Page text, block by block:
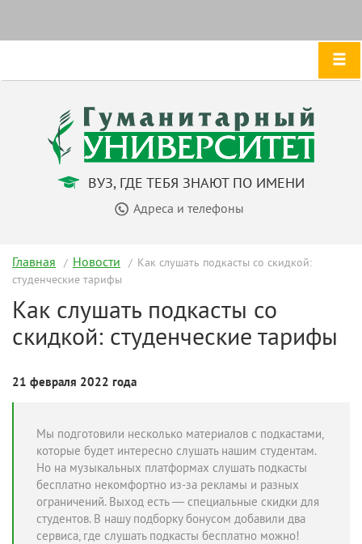
ВУЗ, ГДЕ ТЕБЯ ЗНАЮТ ПО ИМЕНИ
Адреса и телефоны
Главная Новости
Как слушать подкасты со скидкой:
студенческие тарифы
Как слушать подкасты со
скидкой: студенческие тарифы
21 февраля 2022 года
Мы подготовили несколько материалов с подкастами,
которые будет интересно слушать нашим студентам.
Но на музыкальных платформах слушать подкасты
бесплатно некомфортно из-за рекламы и разных
ограничений. Выход есть — специальные скидки для
студентов. В нашу подборку бонусом добавили два
сервиса, где слушать подкасты бесплатно можно!